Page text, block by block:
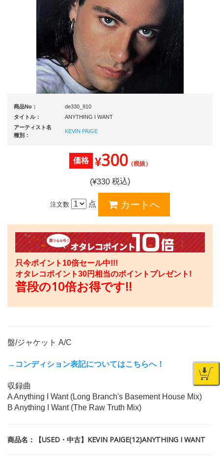
商品No：
de330_910
タイトル：
ANYTHING I WANT
アーティスト名
種別：
KEVIN PAIGE
価格 ¥300（税抜）
(¥330 税込)
注文数 点
只今ポイント10倍セール中!!!
オタレコポイント30円相当のポイントプレゼント!
普段の10倍お得です!!
盤/ジャケット A/C
→コンディション表記についてはこちらへ！
収録曲
A Anything I Want (Long Branch's Basement House Mix)
B Anything I Want (The Raw Truth Mix)
商品名：【USED・中古】KEVIN PAIGE(12)ANYTHING I WANT